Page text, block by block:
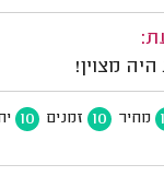
מצוין!
מחיר 10 זמנים 10